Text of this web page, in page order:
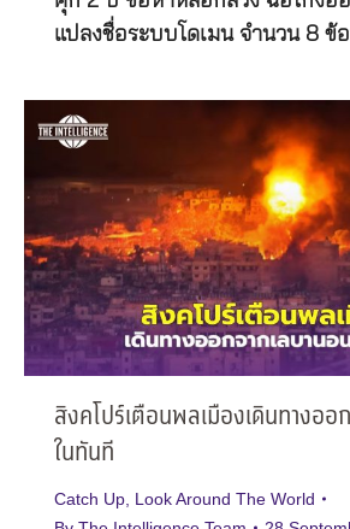
แปลงชื่อระบบโดเมน จำนวน 8 ข้
สิงคโปร์เตือนพลเมืองเดินทางออ
ในทันที
Catch Up Look Around The World